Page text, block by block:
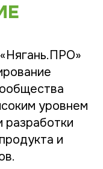
уровнем
разработки
и